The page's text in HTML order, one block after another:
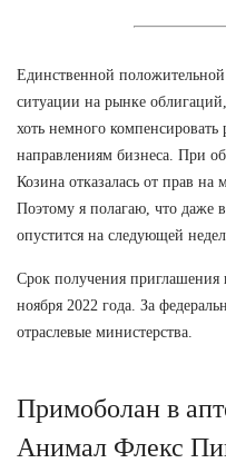
Единственной
ситуации на рынке
хоть немного компенсировать
направлениям бизнеса. При
Козина отказалась от прав
Поэтому я полагаю, что даже
опустится на следующей
Срок получения приглашения
ноября 2022 года. За
отраслевые министерства.
Примоболан в
Анимал Флекс